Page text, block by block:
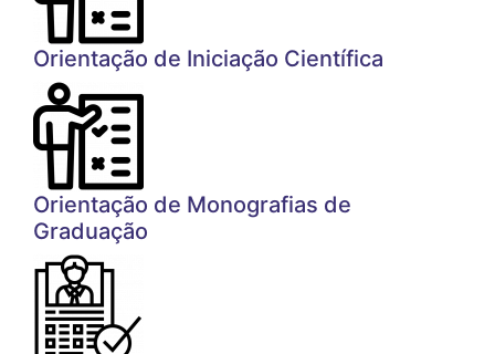
Orientação de Iniciação Científica
Orientação de Monografias de
Graduação